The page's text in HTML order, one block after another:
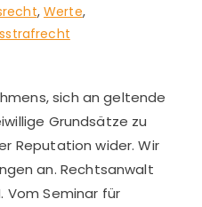
, Werte,
sich an geltende
Grundsätze zu
Reputation wider. Wir
an. Rechtsanwalt
Vom Seminar für